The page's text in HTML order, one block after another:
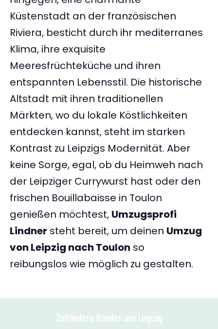
Küstenstadt an der französischen
Riviera, besticht durch ihr mediterranes
Klima, ihre exquisite
Meeresfrüchteküche und ihren
entspannten Lebensstil. Die historische
Altstadt mit ihren traditionellen
Märkten, wo du lokale Köstlichkeiten
entdecken kannst, steht im starken
Kontrast zu Leipzigs Modernität. Aber
keine Sorge, egal, ob du Heimweh nach
der Leipziger Currywurst hast oder den
frischen Bouillabaisse in Toulon
genießen möchtest, Umzugsprofi
Lindner steht bereit, um deinen Umzug
von Leipzig nach Toulon so
reibungslos wie möglich zu gestalten.
Zufriedene Kunden aus Leipzig